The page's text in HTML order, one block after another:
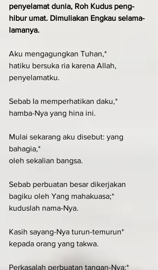
penyelamat dunia, Roh Kudus peng­
hibur umat. Dimuliakan Engkau selama-
lamanya.
Aku mengagungkan Tuhan,*
hatiku bersuka ria karena Allah,
penyelamatku.
Sebab Ia memperhatikan daku,*
hamba-Nya yang hina ini.
Mulai sekarang aku disebut: yang
bahagia,*
oleh sekalian bangsa.
Sebab perbuatan besar dikerjakan
bagiku oleh Yang mahakuasa;*
kuduslah nama-Nya.
Kasih sayang-Nya turun-temurun*
kepada orang yang takwa.
Perkasalah perbuatan tangan-Nya:*